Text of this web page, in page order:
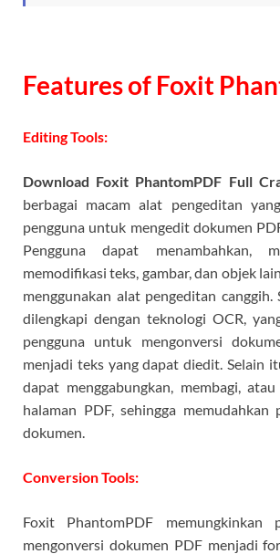
Features of Foxit
Editing Tools:
Download Foxit PhantomPDF Full
berbagai macam alat pengeditan
pengguna untuk mengedit dokumen
Pengguna dapat menambahkan,
memodifikasi teks, gambar, dan objek
menggunakan alat pengeditan
dilengkapi dengan teknologi OCR,
pengguna untuk mengonversi
menjadi teks yang dapat diedit. Selain
dapat menggabungkan, membagi,
halaman PDF, sehingga memudahkan
dokumen.
Conversion Tools:
Foxit PhantomPDF memungkinkan
mengonversi dokumen PDF menjadi